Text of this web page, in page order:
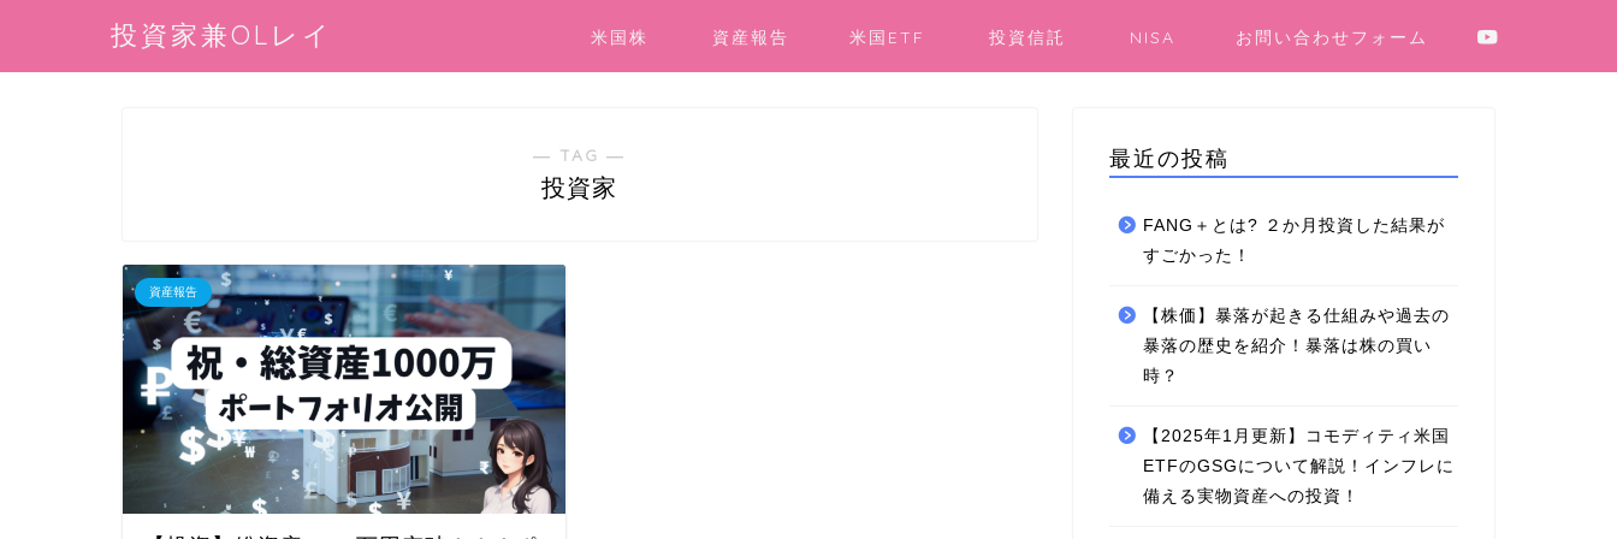
投資家兼OLレイ 米国株 資産報告 米国ETF 投資信託 NISA お問い合わせフォーム
― TAG ―
投資家
資産報告
最近の投稿
FANG＋とは? ２か月投資した結果が
すごかった！
【株価】暴落が起きる仕組みや過去の
暴落の歴史を紹介！暴落は株の買い
時？
【2025年1月更新】コモディティ米国
ETFのGSGについて解説！インフレに
備える実物資産への投資！